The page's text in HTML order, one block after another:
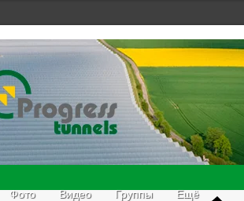
Фото Видео Группы Ещё